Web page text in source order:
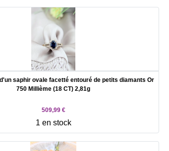
saphir ovale facetté entouré de petits diamants Or
750 Millième (18 CT) 2,81g
509,99 €
1 en stock